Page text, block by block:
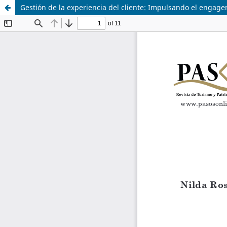
Gestión de la experiencia del cliente: Impulsando el